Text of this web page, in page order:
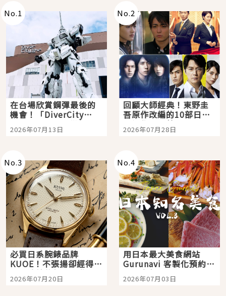
No.1
在台場欣賞鋼彈最後的
機會！「DiverCity
Tokyo Plaza」搭船、
購物、美食及夜景，一
2026年07月13日
No.2
回顧大師經典！東野圭
吾原作改編的10部日本
影視作品推薦
2026年07月28日
No.3
必買日系腕錶品牌
KUOE！不張揚卻經得起
時間洗鍊的經典之作五
選
2026年07月20日
No.4
用日本最大美食網站
Gurunavi 客製化預約九
大都市餐廳，打造專屬
美食體驗！
2026年07月03日